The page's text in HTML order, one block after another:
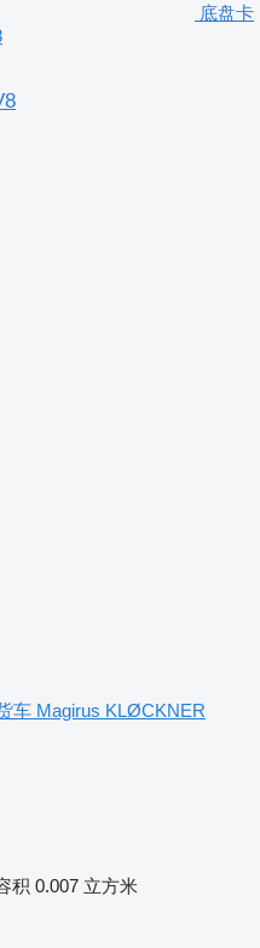
底盘卡
车 Magirus KLØCKNER
积 0.007 立方米